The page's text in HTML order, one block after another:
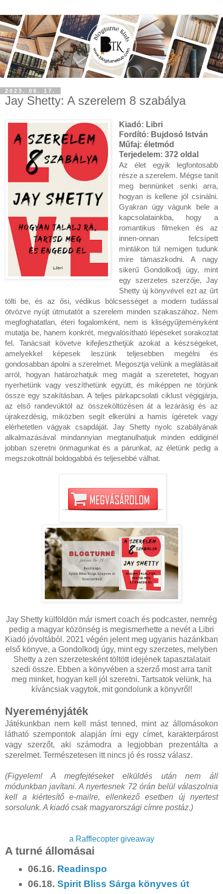
2023. 06. 17.
Jay Shetty: A ​szerelem 8 szabálya
Kiadó: Libri
Fordító: Bujdosó István
Műfaj: életmód
Terjedelem: 372 oldal
Az élet egyik legfontosabb
része a szerelem. Mégse tanít
meg bennünket senki arra,
hogyan is kellene jól csinálni.
Gyakran úgy vágunk bele a
kapcsolatainkba, hogy a
romantikus filmeken és az
innen-onnan felcsípett
mintákon túl nemigen tudunk
mire támaszkodni. A nagy
sikerű Gondolkodj úgy, mint
egy szerzetes szerzője, Jay
Shetty új könyvével ezt az űrt
tölti be, és az ősi, védikus bölcsességet a modern tudással
ötvözve nyújt útmutatót a szerelem minden szakaszához. Nem
megfoghatatlan, éteri fogalomként, nem is kliségyűjteményként
mutatja be, hanem konkrét, megvalósítható lépéseket sorakoztat
fel. Tanácsait követve kifejleszthetjük azokat a készségeket,
amelyekkel képesek leszünk teljesebben megélni és
gondosabban ápolni a szerelmet. Megosztja velünk a meglátásait
arról, hogyan határozhatjuk meg magát a szeretetet, hogyan
nyerhetünk vagy veszíthetünk együtt, és miképpen ne törjünk
össze egy szakításban. A teljes párkapcsolati ciklust végigjárja,
az első randevúktól az összeköltözésen át a lezárásig és az
újrakezdésig, miközben segít elkerülni a hamis ígéretek vagy
elérhetetlen vágyak csapdáját. Jay Shetty nyolc szabályának
alkalmazásával mindannyian megtanulhatjuk minden eddiginél
jobban szeretni önmagunkat és a párunkat, az életünk pedig a
megszokottnál boldogabbá és teljesebbé válhat.
Jay Shetty külföldön már ismert coach és podcaster, nemrég
pedig a magyar közönség is megismerhette a nevét a Libri
Kiadó jóvoltából. 2021 végén jelent meg ugyanis hazánkban
első könyve, a Gondolkodj úgy, mint egy szerzetes, melyben
Shetty a zen szerzetesként töltött idejének tapasztalatait
szedi össze. Ebben a könyvében a szerző most arra tanít
meg minket, hogyan kell jól szeretni. Tartsatok velünk, ha
kíváncsiak vagytok, mit gondolunk a könyvről!
Nyereményjáték
Játékunkban nem kell mást tenned, mint az állomásokon
látható szempontok alapján írni egy címet, karakterpárost
vagy szerzőt, aki számodra a legjobban prezentálta a
szerelmet. Természetesen itt nincs jó és rossz válasz.
(Figyelem! A megfejtéseket elküldés után nem áll
módunkban javítani. A nyertesnek 72 órán belül válaszolnia
kell a kiértesítő e-mailre, ellenkező esetben új nyertest
sorsolunk. A kiadó csak magyarországi címre postáz.)
a Rafflecopter giveaway
A turné állomásai
06.16. Readinspo
06.18.Spirit Bliss Sárga könyves út